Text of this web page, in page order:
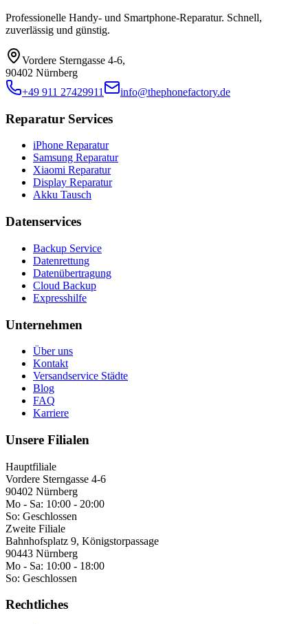
Professionelle Handy- und Smartphone-Reparatur. Schnell,
zuverlässig und günstig.
Vordere Sterngasse 4-6,
90402 Nürnberg
+49 911 27429911
info@thephonefactory.de
Reparatur Services
iPhone Reparatur
Samsung Reparatur
Xiaomi Reparatur
Display Reparatur
Akku Tausch
Datenservices
Backup Service
Datenrettung
Datenübertragung
Cloud Backup
Expresshilfe
Unternehmen
Über uns
Kontakt
Versandservice Städte
Blog
FAQ
Karriere
Unsere Filialen
Hauptfiliale
Vordere Sterngasse 4-6
90402 Nürnberg
Mo - Sa: 10:00 - 20:00
So: Geschlossen
Zweite Filiale
Bahnhofsplatz 9, Königstorpassage
90443 Nürnberg
Mo - Sa: 10:00 - 18:00
So: Geschlossen
Rechtliches